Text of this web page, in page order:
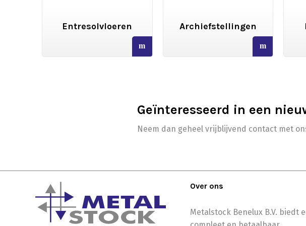
Entresolvloeren
read
more
Archiefstellingen
read
more
Geïnteresseerd in een
Neem dan geheel vrijblijvend contact met
Over ons
Metalstock Benelux B.V. biedt